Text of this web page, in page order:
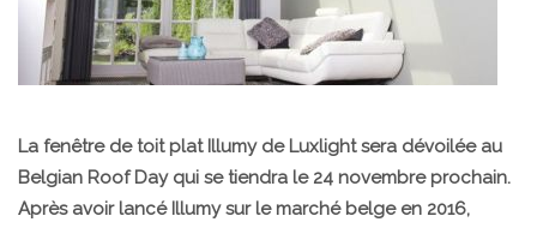
La fenêtre de toit plat Illumy de Luxlight sera dévoilée au
Belgian Roof Day qui se tiendra le 24 novembre prochain.
Après avoir lancé Illumy sur le marché belge en 2016,